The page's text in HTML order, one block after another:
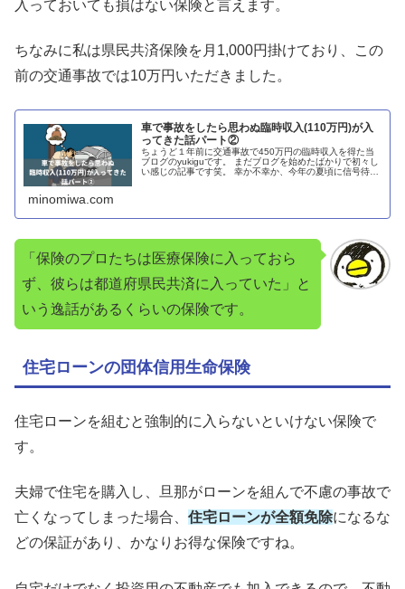
入っておいても損はない保険と言えます。
ちなみに私は県民共済保険を月1,000円掛けており、この
前の交通事故では10万円いただきました。
車で事故をしたら思わぬ臨時収入(110万円)が入
ってきた話パート②
ちょうど１年前に交通事故で450万円の臨時収入を得た当
ブログのyukiguです。 まだブログを始めたばかりで初々し
い感じの記事です笑。 幸か不幸か、今年の夏頃に信号待ち
minomiwa.com
「保険のプロたちは医療保険に入っておら
ず、彼らは都道府県民共済に入っていた」と
いう逸話があるくらいの保険です。
住宅ローンの団体信用生命保険
住宅ローンを組むと強制的に入らないといけない保険で
す。
夫婦で住宅を購入し、旦那がローンを組んで不慮の事故で
亡くなってしまった場合、 住宅ローンが全額免除になるな
どの保証があり、かなりお得な保険ですね。